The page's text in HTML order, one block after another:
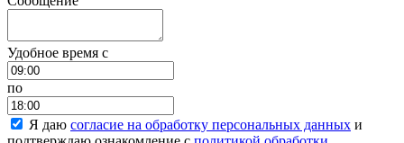
Удобное время c
по
Я даю согласие на обработку персональных данных и